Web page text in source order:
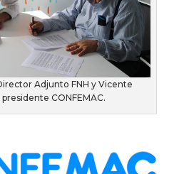
Adjunto FNH y Vicente
CONFEMAC.